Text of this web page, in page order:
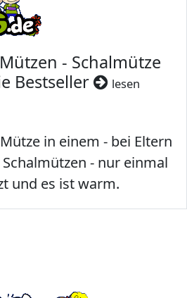
- Schalmütze
Bestseller
lesen
in einem - bei Eltern
- nur einmal
und es ist warm.